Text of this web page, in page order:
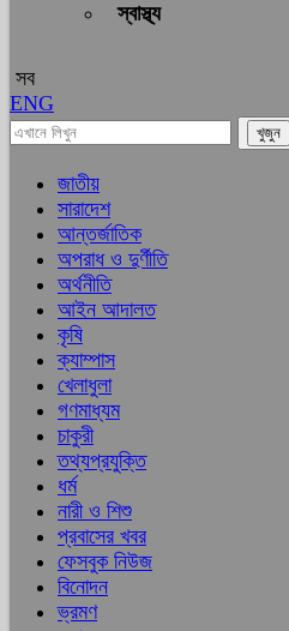
স্বাস্থ্য
সব
ENG
জাতীয়
সারাদেশ
আন্তর্জাতিক
অপরাধ ও দুর্ণীতি
অর্থনীতি
আইন আদালত
কৃষি
ক্যাম্পাস
খেলাধুলা
গণমাধ্যম
চাকুরী
তথ্যপ্রযুক্তি
ধর্ম
নারী ও শিশু
প্রবাসের খবর
ফেসবুক নিউজ
বিনোদন
ভ্রমণ